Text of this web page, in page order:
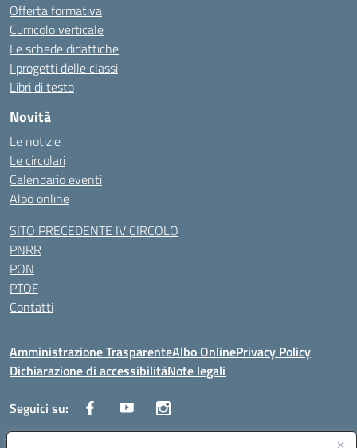
Offerta formativa
Curricolo verticale
Le schede didattiche
I progetti delle classi
Libri di testo
Novità
Le notizie
Le circolari
Calendario eventi
Albo online
SITO PRECEDENTE IV CIRCOLO
PNRR
PON
PTOF
Contatti
Amministrazione TrasparenteAlbo OnlinePrivacy Policy
Dichiarazione di accessibilitàNote legali
Seguici su: